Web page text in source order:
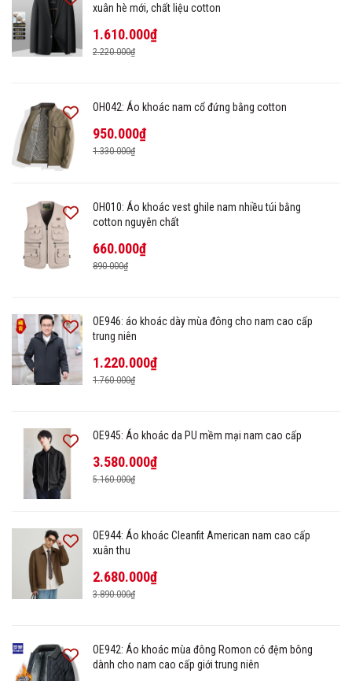
xuân hè mới, chất liệu cotton
1.610.000₫
2.220.000₫
OH042: Áo khoác nam cổ đứng bằng cotton
950.000₫
1.330.000₫
OH010: Áo khoác vest ghile nam nhiều túi bằng
cotton nguyên chất
660.000₫
890.000₫
OE946: áo khoác dày mùa đông cho nam cao cấp
trung niên
1.220.000₫
1.760.000₫
OE945: Áo khoác da PU mềm mại nam cao cấp
3.580.000₫
5.160.000₫
OE944: Áo khoác Cleanfit American nam cao cấp
xuân thu
2.680.000₫
3.890.000₫
OE942: Áo khoác mùa đông Romon có đệm bông
dành cho nam cao cấp giới trung niên